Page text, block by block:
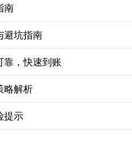
南
避坑指南
靠，快速到账
略解析
提示